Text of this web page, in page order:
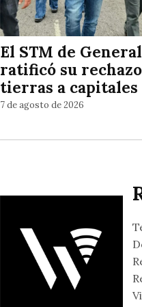
El STM de
ratificó su
tierras a
7 de agosto de 2026